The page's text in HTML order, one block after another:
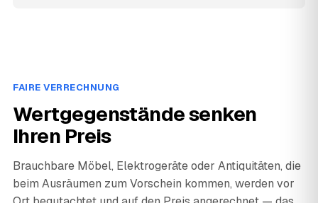
FAIRE VERRECHNUNG
Wertgegenstände senken
Ihren Preis
Brauchbare Möbel, Elektrogeräte oder Antiquitäten, die
beim Ausräumen zum Vorschein kommen, werden vor